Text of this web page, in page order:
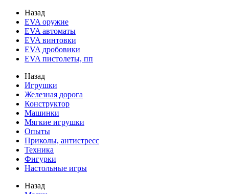
Назад
EVA оружие
EVA автоматы
EVA винтовки
EVA дробовики
EVA пистолеты, пп
Назад
Игрушки
Железная дорога
Конструктор
Машинки
Мягкие игрушки
Опыты
Приколы, антистресс
Техника
Фигурки
Настольные игры
Назад